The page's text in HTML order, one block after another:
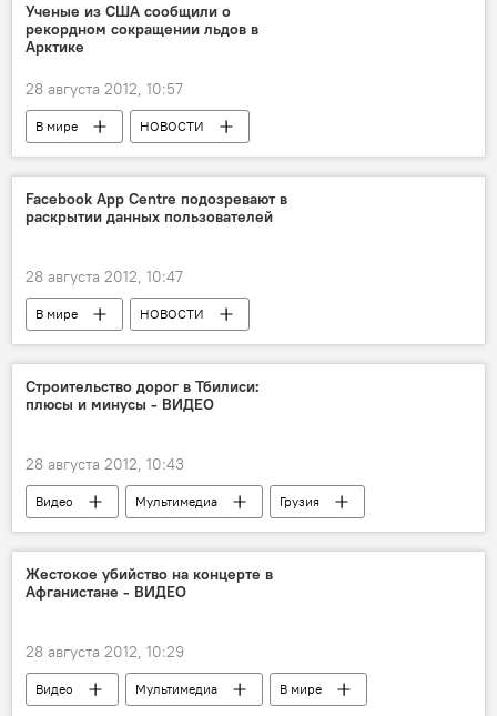
Ученые из США сообщили о
рекордном сокращении льдов в
Арктике
28 августа 2012, 10:57
В мире НОВОСТИ
Facebook App Centre подозревают в
раскрытии данных пользователей
28 августа 2012, 10:47
В мире НОВОСТИ
Строительство дорог в Тбилиси:
плюсы и минусы - ВИДЕО
28 августа 2012, 10:43
Видео Мультимедиа
Грузия
ЭКОНОМИКА
НОВОСТИ
Жестокое убийство на концерте в
Афганистане - ВИДЕО
28 августа 2012, 10:29
Видео Мультимедиа
В мире